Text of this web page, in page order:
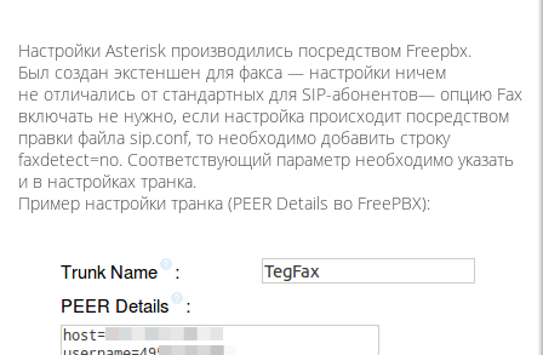
Настройки Asterisk производились посредством Freepbx.
Был создан экстеншен для факса — настройки ничем
не отличались от стандартных для SIP-абонентов— опцию Fax
включать не нужно, если настройка происходит посредством
правки файла sip.conf, то необходимо добавить строку
faxdetect=no. Соответствующий параметр необходимо указать
и в настройках транка.
Пример настройки транка (PEER Details во FreePBX):